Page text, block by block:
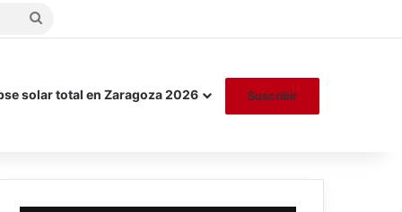
solar total en Zaragoza 2026 Suscribir